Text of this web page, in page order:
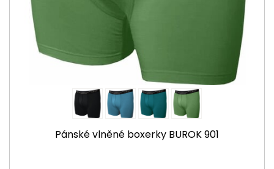
Pánské vlněné boxerky BUROK 901